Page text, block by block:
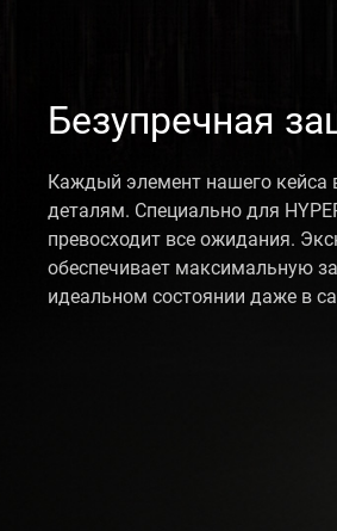
Безупречная
Каждый элемент нашего
деталям. Специально для
превосходит все ожидания.
обеспечивает максимальную
идеальном состоянии даже в